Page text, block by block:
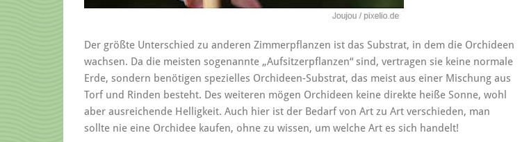
Der größte Unterschied zu anderen Zimmerpflanzen ist das Substrat, in dem die Orchideen
wachsen. Da die meisten sogenannte „Aufsitzerpflanzen“ sind, vertragen sie keine normale
Erde, sondern benötigen spezielles Orchideen-Substrat, das meist aus einer Mischung aus
Torf und Rinden besteht. Des weiteren mögen Orchideen keine direkte heiße Sonne, wohl
aber ausreichende Helligkeit. Auch hier ist der Bedarf von Art zu Art verschieden, man
sollte nie eine Orchidee kaufen, ohne zu wissen, um welche Art es sich handelt!